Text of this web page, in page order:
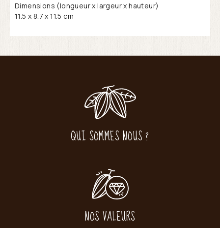
Dimensions (longueur x largeur x hauteur)
11.5 x 8.7 x 11.5 cm
QUI SOMMES NOUS ?
NOS VALEURS